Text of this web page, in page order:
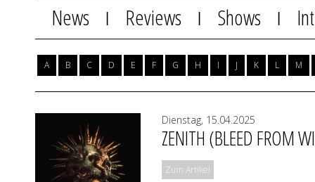
News Reviews Shows
A B C D E F G H I J K L M
Dienstag, 15.04.2025
ZENITH (BLEED FROM
Zum Artikel